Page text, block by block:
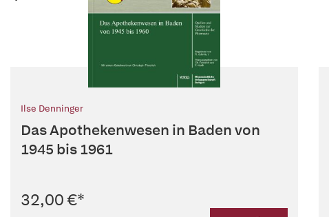
Ilse Denninger
Das Apothekenwesen in Baden von
1945 bis 1961
32,00 €*